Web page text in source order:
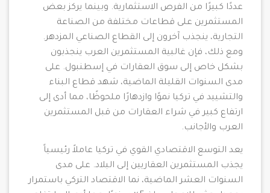
عددًا كبيرًا من الفرص الاستثمارية. وبينما يركز بعض
المستثمرين على قطاعات مختلفة من الصناعة
التجارية، ينجذب آخرون إلى القطاع الصناعي المزدهر.
ومع ذلك، فإن غالبية المستثمرين العرب ينجذبون
بشكل خاص إلى سوق العقارات في إسطنبول. على
مدى السنوات القليلة الماضية، شهد قطاع البناء
والتشييد في تركيا نموًا وازدهارًا ملحوظًا، مما أدى إلى
ارتفاع كبير في شراء العقارات من قبل المستثمرين
العرب والأجانب.
يعد التوسع الاقتصادي القوي في تركيا عاملاً رئيسياً
يجذب المستثمرين العقاريين إلى البلاد. على مدى
السنوات العشر الماضية، نما الاقتصاد التركي باستمرار